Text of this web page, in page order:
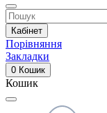
Кабінет
Порівняння
Закладки
0 Кошик
Кошик